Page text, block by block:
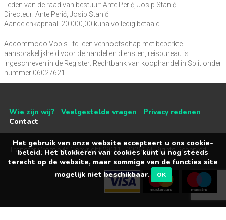
Leden van de raad van bestuur: Ante Perić, Josip Stanić
Directeur: Ante Perić, Josip Stanić
Aandelenkapitaal: 20.000,00 kuna volledig betaald
Accommodo Vobis Ltd. een vennootschap met beperkte
aansprakelijkheid voor de handel en diensten, reisbureau is
ingeschreven in de Register: Rechtbank van koophandel in Split onder
nummer 06027621
Wie zijn wij? Veelgestelde vragen
Privacy redenen
Contact
Transfer Croatia © Copyright (2011 - 2026) All Rights Reserved
Het gebruik van onze website accepteert u ons cookie-
beleid. Het blokkeren van cookies kunt u nog steeds
terecht op de website, maar sommige van de functies site
mogelijk niet beschikbaar.
OK